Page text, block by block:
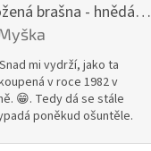
Lesnická kožená brašna - hnědá hovězina
je 5 z 5 hvězdiček.
mi vydrží, jako ta
v roce 1982 v
😁. Tedy dá se stále
poněkud ošuntěle.